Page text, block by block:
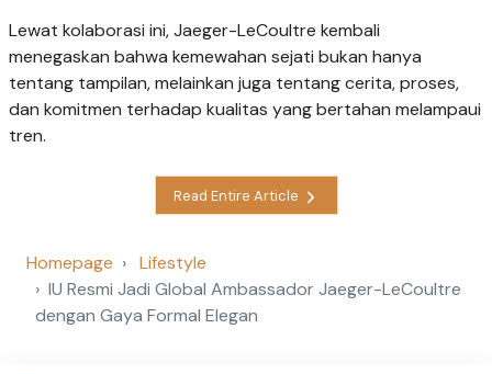
Lewat kolaborasi ini, Jaeger-LeCoultre kembali
menegaskan bahwa kemewahan sejati bukan hanya
tentang tampilan, melainkan juga tentang cerita, proses,
dan komitmen terhadap kualitas yang bertahan melampaui
tren.
Read Entire Article
Homepage
Lifestyle
IU Resmi Jadi Global Ambassador Jaeger-LeCoultre
dengan Gaya Formal Elegan